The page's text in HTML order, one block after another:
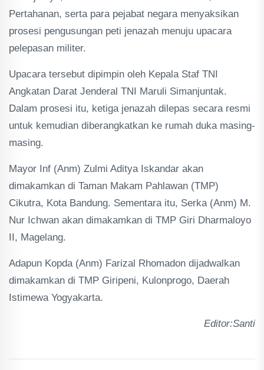
Pertahanan, serta para pejabat negara menyaksikan
prosesi pengusungan peti jenazah menuju upacara
pelepasan militer.
Upacara tersebut dipimpin oleh Kepala Staf TNI
Angkatan Darat Jenderal TNI Maruli Simanjuntak.
Dalam prosesi itu, ketiga jenazah dilepas secara resmi
untuk kemudian diberangkatkan ke rumah duka masing-
masing.
Mayor Inf (Anm) Zulmi Aditya Iskandar akan
dimakamkan di Taman Makam Pahlawan (TMP)
Cikutra, Kota Bandung. Sementara itu, Serka (Anm) M.
Nur Ichwan akan dimakamkan di TMP Giri Dharmaloyo
II, Magelang.
Adapun Kopda (Anm) Farizal Rhomadon dijadwalkan
dimakamkan di TMP Giripeni, Kulonprogo, Daerah
Istimewa Yogyakarta.
Editor:Santi